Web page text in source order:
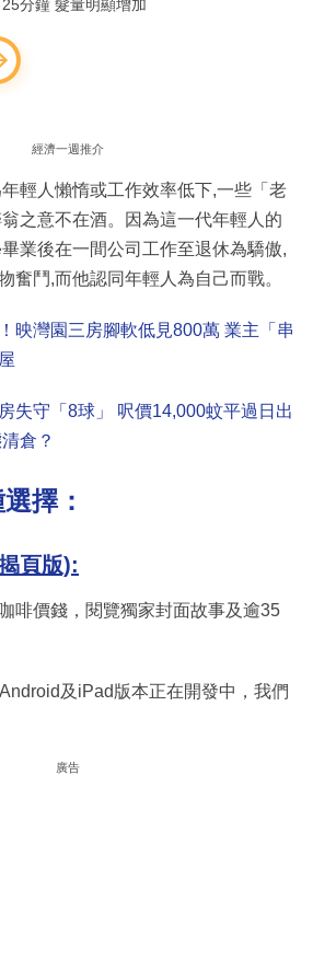
分鐘 髮量明顯增加
經濟一週推介
輕人懶惰或工作效率低下,一些「老
之意不在酒。因為這一代年輕人的
業後在一間公司工作至退休為驕傲,
奮鬥,而他認同年輕人為自己而戰。
映灣園三房腳軟低見800萬 業主「串
失守「8球」 呎價14,000蚊平過日出
倉？
擇：
頁版):
啡價錢，閱覽獨家封面故事及逾35
及iPad版本正在開發中，我們
廣告